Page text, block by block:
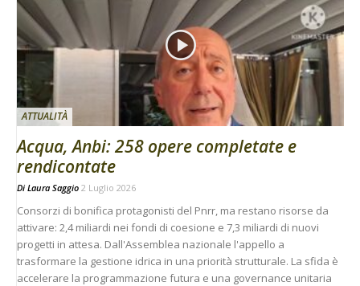
ATTUALITÀ
Acqua, Anbi: 258 opere completate e
rendicontate
Di Laura Saggio 2 Luglio 2026
Consorzi di bonifica protagonisti del Pnrr, ma restano risorse da
attivare: 2,4 miliardi nei fondi di coesione e 7,3 miliardi di nuovi
progetti in attesa. Dall'Assemblea nazionale l'appello a
trasformare la gestione idrica in una priorità strutturale. La sfida è
accelerare la programmazione futura e una governance unitaria